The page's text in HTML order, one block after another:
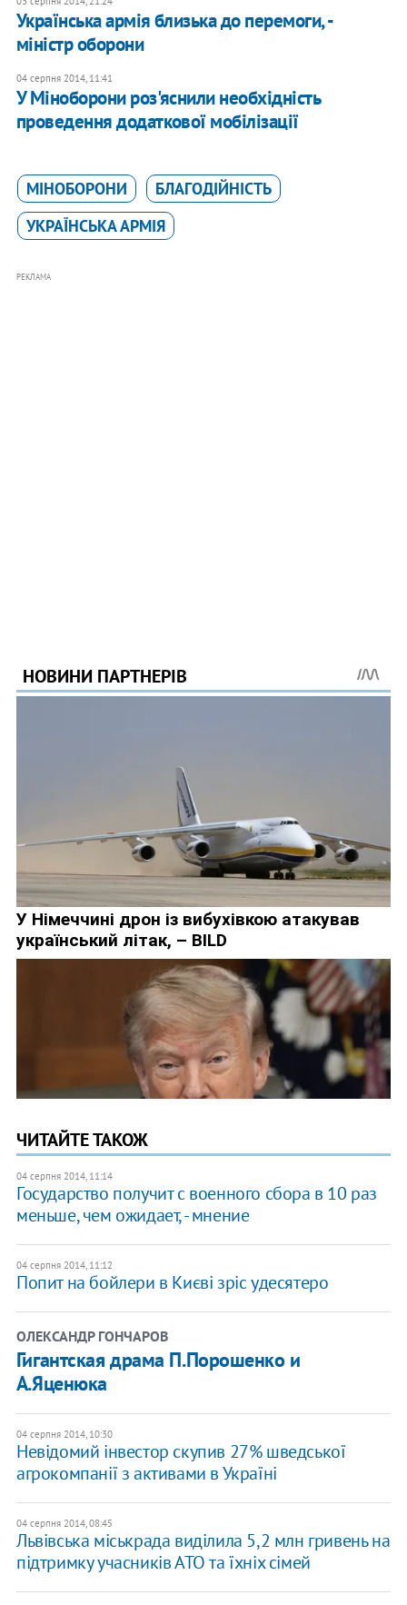
Українська армія близька до перемоги, -
міністр оборони
04 серпня 2014, 11:41
У Міноборони роз'яснили необхідність
проведення додаткової мобілізації
МІНОБОРОНИ
БЛАГОДІЙНІСТЬ
УКРАЇНСЬКА АРМІЯ
РЕКЛАМА
ЧИТАЙТЕ ТАКОЖ
04 серпня 2014, 11:14
Государство получит с военного сбора в 10 раз
меньше, чем ожидает, - мнение
04 серпня 2014, 11:12
Попит на бойлери в Києві зріс удесятеро
ОЛЕКСАНДР ГОНЧАРОВ
Гигантская драма П.Порошенко и
А.Яценюка
04 серпня 2014, 10:30
Невідомий інвестор скупив 27% шведської
агрокомпанії з активами в Україні
04 серпня 2014, 08:45
Львівська міськрада виділила 5,2 млн гривень на
підтримку учасників АТО та їхніх сімей